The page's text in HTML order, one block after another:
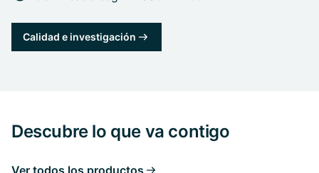
Calidad e investigación
Descubre lo que va contigo
Ver todos los productos